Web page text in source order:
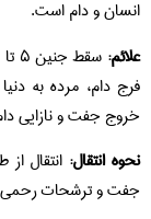
انسان و دام است.
علائم:
فرج دام، مرده به
خروج جفت و نازایی
نحوه انتقال: انتقال
جفت و ترشحات رحمی